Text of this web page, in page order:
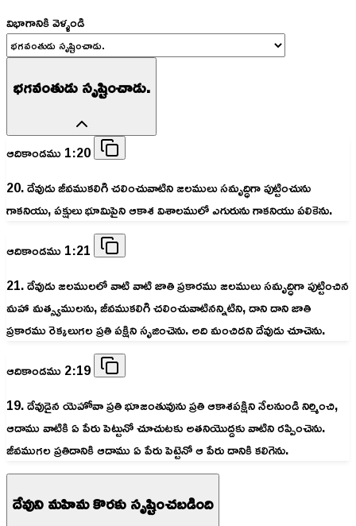
విభాగానికి వెళ్ళండి
భగవంతుడు సృష్టించాడు.
ఆదికాండము 1:20
20. దేవుడు జీవముకలిగి చలించువాటిని జలములు సమృద్ధిగా పుట్టించును
గాకనియు, పక్షులు భూమిపైని ఆకాశ విశాలములో ఎగురును గాకనియు పలికెను.
ఆదికాండము 1:21
21. దేవుడు జలములలో వాటి వాటి జాతి ప్రకారము జలములు సమృద్ధిగా పుట్టించిన
మహా మత్స్యములను, జీవముకలిగి చలించువాటినన్నిటిని, దాని దాని జాతి
ప్రకారము రెక్కలుగల ప్రతి పక్షిని సృజించెను. అది మంచిదని దేవుడు చూచెను.
ఆదికాండము 2:19
19. దేవుడైన యెహోవా ప్రతి భూజంతువును ప్రతి ఆకాశపక్షిని నేలనుండి నిర్మించి,
ఆదాము వాటికి ఏ పేరు పెట్టునో చూచుటకు అతనియొద్దకు వాటిని రప్పించెను.
జీవముగల ప్రతిదానికి ఆదాము ఏ పేరు పెట్టెనో ఆ పేరు దానికి కలిగెను.
దేవుని మహిమ కొరకు సృష్టించబడింది